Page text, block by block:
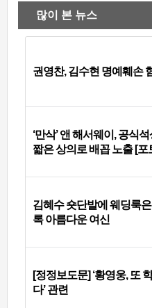
많이 본 뉴스
권영찬, 김수현 명예훼손
‘만삭’ 앤 해서웨이, 공식
짧은 상의로 배꼽 노출 [포
김혜수 숏단발에 웨딩룩
록 아름다운 여신
[정정보도문] ‘황영웅, 또
다’ 관련